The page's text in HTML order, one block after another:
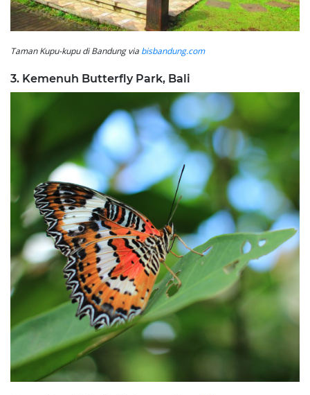
Taman Kupu-kupu di Bandung via bisbandung.com
3. Kemenuh Butterfly Park, Bali